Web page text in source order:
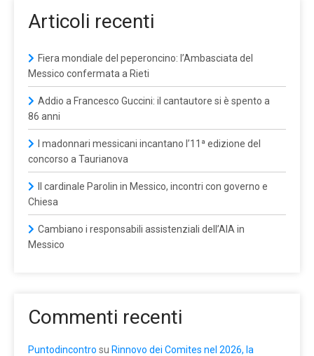
Articoli recenti
Fiera mondiale del peperoncino: l’Ambasciata del
Messico confermata a Rieti
Addio a Francesco Guccini: il cantautore si è spento a
86 anni
I madonnari messicani incantano l’11ª edizione del
concorso a Taurianova
Il cardinale Parolin in Messico, incontri con governo e
Chiesa
Cambiano i responsabili assistenziali dell’AIA in
Messico
Commenti recenti
Puntodincontro su Rinnovo dei Comites nel 2026, la